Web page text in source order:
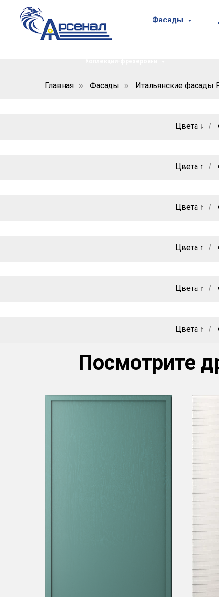
Фасады
Главная » Фасады » Итальянские фасады
Цвета ↓ /
Цвета ↑ /
Цвета ↑ /
Цвета ↑ /
Цвета ↑ /
Цвета ↑ /
Посмотрите